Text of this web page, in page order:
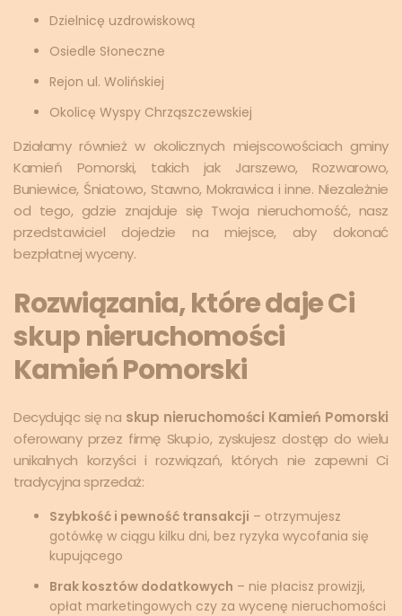
Dzielnicę uzdrowiskową
Osiedle Słoneczne
Rejon ul. Wolińskiej
Okolicę Wyspy Chrząszczewskiej
Działamy również w okolicznych miejscowościach gminy
Kamień Pomorski, takich jak Jarszewo, Rozwarowo,
Buniewice, Śniatowo, Stawno, Mokrawica i inne. Niezależnie
od tego, gdzie znajduje się Twoja nieruchomość, nasz
przedstawiciel dojedzie na miejsce, aby dokonać
bezpłatnej wyceny.
Rozwiązania, które daje Ci
skup nieruchomości
Kamień Pomorski
Decydując się na skup nieruchomości Kamień Pomorski
oferowany przez firmę Skup.io, zyskujesz dostęp do wielu
unikalnych korzyści i rozwiązań, których nie zapewni Ci
tradycyjna sprzedaż:
Szybkość i pewność transakcji – otrzymujesz
gotówkę w ciągu kilku dni, bez ryzyka wycofania się
kupującego
Brak kosztów dodatkowych – nie płacisz prowizji,
opłat marketingowych czy za wycenę nieruchomości